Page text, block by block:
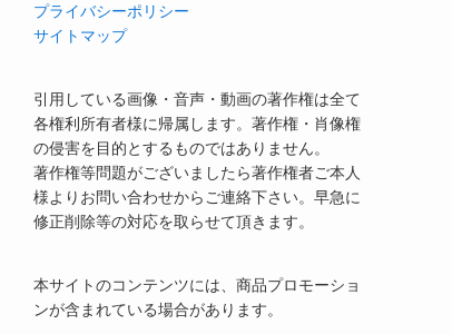
プライバシーポリシー
サイトマップ
引用している画像・音声・動画の著作権は全て
各権利所有者様に帰属します。著作権・肖像権
の侵害を目的とするものではありません。
著作権等問題がございましたら著作権者ご本人
様よりお問い合わせからご連絡下さい。早急に
修正削除等の対応を取らせて頂きます。
本サイトのコンテンツには、商品プロモーショ
ンが含まれている場合があります。